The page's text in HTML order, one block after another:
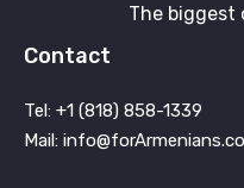
The biggest
Contact
Tel: +1 (818) 858-1339
Mail: